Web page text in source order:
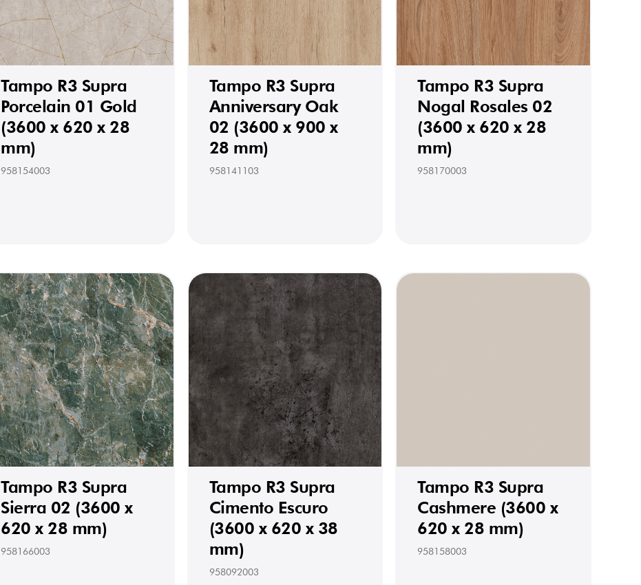
Tampo R3 Supra
Porcelain 01 Gold
(3600 x 620 x 28
mm)
958154003
Tampo R3 Supra
Anniversary Oak
02 (3600 x 900 x
28 mm)
958141103
Tampo R3 Supra
Nogal Rosales 02
(3600 x 620 x 28
mm)
958170003
Tampo R3 Supra
Sierra 02 (3600 x
620 x 28 mm)
958166003
Tampo R3 Supra
Cimento Escuro
(3600 x 620 x 38
mm)
958092003
Tampo R3 Supra
Cashmere (3600 x
620 x 28 mm)
958158003